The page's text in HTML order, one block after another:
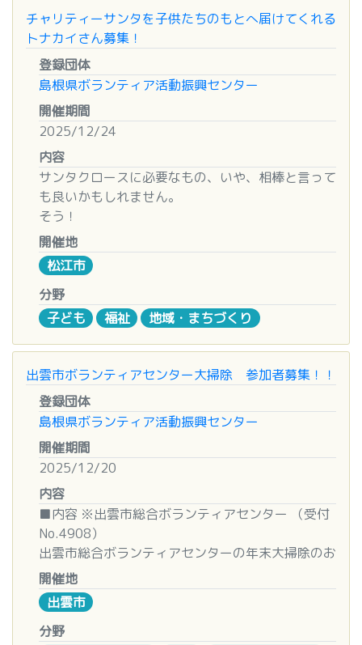
※土日もＯＫ♪（朝９時～夕６時まで）
□活動内容
ブルーシート張り活動（資材準備やタイムキーパー
などの屋根下でのサポート含む）、壊れたブロック
塀の運び出し、室内の片づけ、相談者の方とのコミ
ュニケーション活動、その他くらしのお困りごとに
対しての活動
□集合場所
大田市民センター２階 社協会議室
〈ボランティアカフェについて〉
□実施日
１月１７日（土） ９：００～１２：００
□募集範囲
制限なし
□集合場所
□内容
ニーズ状況や活動状況について意見交換等を行っ
た後、ひよりぶくろ（古着等を使用したトートバッ
が苦手の方でも、着物をほどいたりアイロンをかけ
たりといった様々な工程で手が必要になります。お
茶を飲みながら交流や情報交換もできますので、
「なにかしたい」という気持ちのある方を歓迎しま
す。
〈申込方法〉
関心のある方は大田市社会福祉協議会（0854-82-
0091）へ活動・開催予定前日までにご連絡くださ
い。見学の方も大歓迎です。
チャリティーサンタを子供たちのもとへ届けてくれる
トナカイさん募集！
登録団体
島根県ボランティア活動振興センター
開催期間
2025/12/24
内容
サンタクロースに必要なもの、いや、相棒と言って
も良いかもしれません。
そう！
トナカイ！
島根支部ではサンタクロースを子供達のもとへ安全
に届けてくれるトナカイさんを募集しています！
お気軽にお問い合わせください♪
■募集内容
12月24日（水）16時から21時の間で2時間程度お
手伝いをしていただける方。
またご自身の自家用車を出していただける方。
■集合場所
朝日公民館から出発します。
■申込方法
こちらのフォームにて募集しております。
https://x.gd/ddynp
☆インスタのDMからのご連絡でもOKです。
■留意事項
ボランティアさんにはお礼としてガソリン代500円
を支給させていただきます。
開催地
松江市
分野
子ども
福祉 地域・まちづくり
出雲市ボランティアセンター大掃除 参加者募集！！
登録団体
島根県ボランティア活動振興センター
開催期間
2025/12/20
内容
■内容 ※出雲市総合ボランティアセンター （受付
No.4908）
出雲市総合ボランティアセンターの年末大掃除のお
手伝いなど
■日時
２０２５年１２月２０日（土） 10：00～11：30
開催地
出雲市
分野